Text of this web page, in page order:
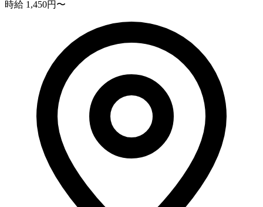
時給 1,450円〜